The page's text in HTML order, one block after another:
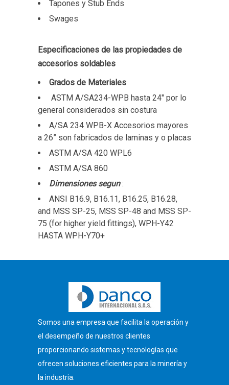
Tapones y Stub Ends
Swages
Especificaciones de las propiedades de
accesorios soldables
Grados de Materiales
ASTM A/SA234-WPB hasta 24″ por lo
general considerados sin costura
A/SA 234 WPB-X Accesorios mayores
a 26” son fabricados de laminas y o placas
ASTM A/SA 420 WPL6
ASTM A/SA 860
Dimensiones segun:
ANSI B16.9, B16.11, B16.25, B16.28,
and MSS SP-25, MSS SP-48 and MSS SP-
75 (for higher yield fittings), WPH-Y42
HASTA WPH-Y70+
Somos una empresa que facilita la operación y
el desempeño de nuestros clientes
proporcionando sistemas y tecnologías que
ofrecen soluciones eficientes para la minería y
la industria.